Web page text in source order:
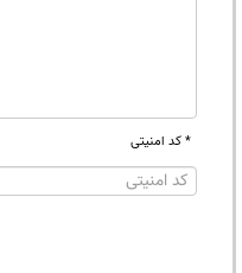
* کد امنیتی